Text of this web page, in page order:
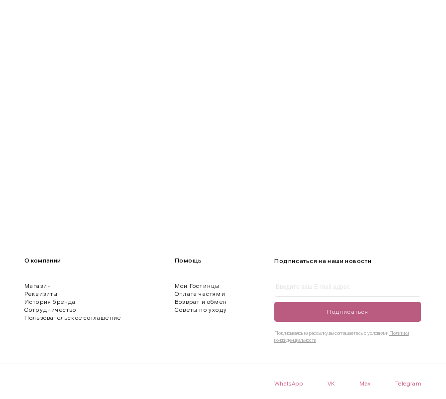
брюк.
О компании
Магазин
Реквизиты
История бренда
Сотрудничество
Пользовательское соглашение
Помощь
Мои Гостинцы
Оплата частями
Возврат и обмен
Советы по уходу
Подписаться на наши новости
Подписаться
Подписываясь на рассылку, вы соглашаетесь с условиями Политики
конфиденциальности
WhatsApp VK Max Telegram